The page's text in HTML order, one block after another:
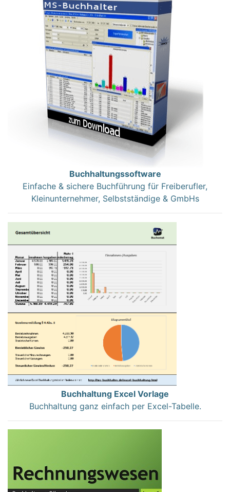
Buchhaltungssoftware
Einfache & sichere Buchführung für Freiberufler,
Kleinunternehmer, Selbstständige & GmbHs
Buchhaltung Excel Vorlage
Buchhaltung ganz einfach per Excel-Tabelle.